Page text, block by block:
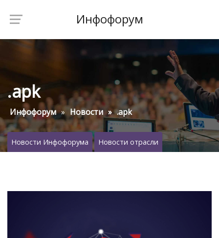
Инфофорум
.apk
Инфофорум Новости .apk
Новости Инфофорума Новости отрасли